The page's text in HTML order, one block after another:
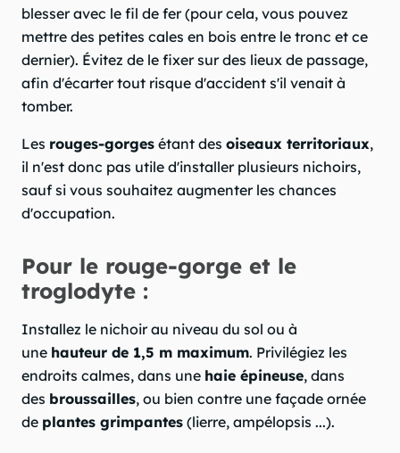
blesser avec le fil de fer (pour cela, vous pouvez
mettre des petites cales en bois entre le tronc et ce
dernier). Évitez de le fixer sur des lieux de passage,
afin d'écarter tout risque d'accident s'il venait à
tomber.
Les rouges-gorges étant des oiseaux territoriaux,
il n'est donc pas utile d'installer plusieurs nichoirs,
sauf si vous souhaitez augmenter les chances
d'occupation.
Pour le rouge-gorge et le
troglodyte :
Installez le nichoir au niveau du sol ou à
une hauteur de 1,5 m maximum. Privilégiez les
endroits calmes, dans une haie épineuse, dans
des broussailles, ou bien contre une façade ornée
de plantes grimpantes (lierre, ampélopsis ...).